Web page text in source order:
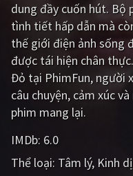
Tổng hợp
CẬP NHẬT
PHIM MỚI
PHIM BỘ
PHIM LẺ
PHIM CHIẾU RẠP
dung đầy cuốn hút. Bộ
tình tiết hấp dẫn mà
thế giới điện ảnh sống
được tái hiện chân
Đỏ tại PhimFun, người
câu chuyện, cảm xúc
phim mang lại.
IMDb: 6.0
Thể loại: Tâm lý Kinh dị